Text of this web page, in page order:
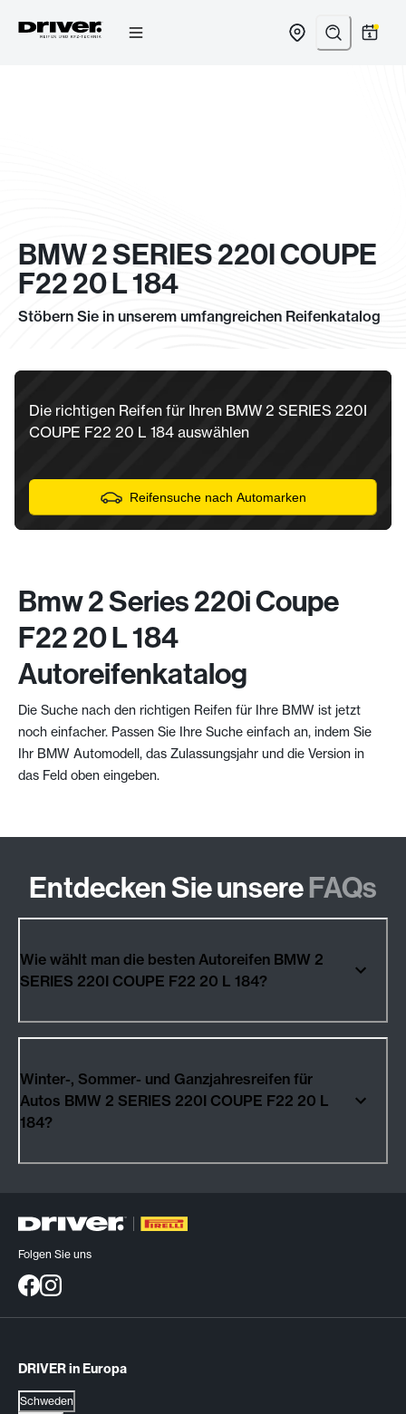
BMW 2 SERIES 220I COUPE
F22 20 L 184
Stöbern Sie in unserem umfangreichen Reifenkatalog
Die richtigen Reifen für Ihren BMW 2 SERIES 220I
COUPE F22 20 L 184 auswählen
Reifensuche nach Automarken
Bmw 2 Series 220i Coupe
F22 20 L 184
Autoreifenkatalog
Die Suche nach den richtigen Reifen für Ihre BMW ist jetzt
noch einfacher. Passen Sie Ihre Suche einfach an, indem Sie
Ihr BMW Automodell, das Zulassungsjahr und die Version in
das Feld oben eingeben.
Entdecken Sie unsereFAQs
Wie wählt man die besten Autoreifen BMW 2
SERIES 220I COUPE F22 20 L 184?
Winter-, Sommer- und Ganzjahresreifen für
Autos BMW 2 SERIES 220I COUPE F22 20 L
184?
Folgen Sie uns
DRIVER in Europa
Schweden